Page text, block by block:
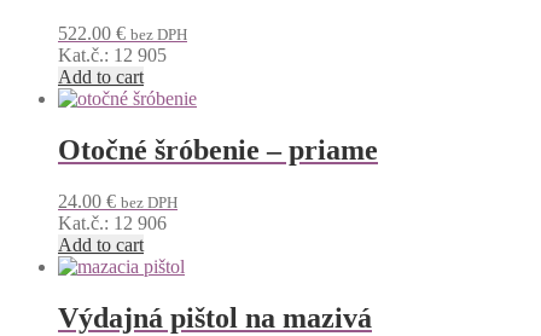
522.00 € bez DPH
Kat.č.: 12 905
Add to cart
Otočné šróbenie – priame
24.00 € bez DPH
Kat.č.: 12 906
Add to cart
Výdajná pištol na mazivá